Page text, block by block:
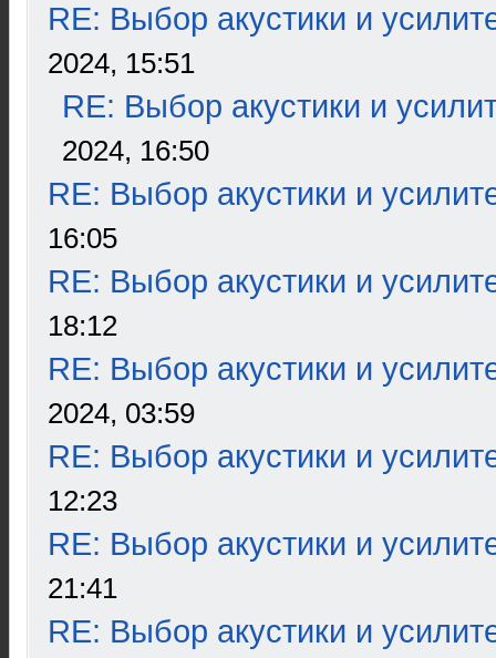
RE: Выбор акустики и
2024, 15:51
RE: Выбор акустики и
2024, 16:50
RE: Выбор акустики и
16:05
RE: Выбор акустики и
18:12
RE: Выбор акустики и
2024, 03:59
RE: Выбор акустики и
12:23
RE: Выбор акустики и
21:41
RE: Выбор акустики и